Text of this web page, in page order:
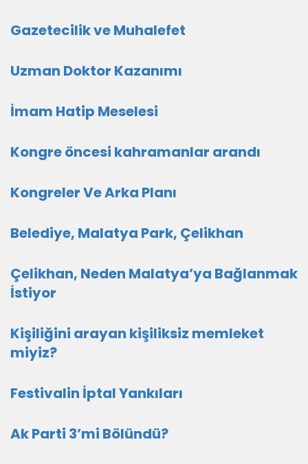
Gazetecilik ve Muhalefet
Uzman Doktor Kazanımı
İmam Hatip Meselesi
Kongre öncesi kahramanlar arandı
Kongreler Ve Arka Planı
Belediye, Malatya Park, Çelikhan
Çelikhan, Neden Malatya’ya Bağlanmak
İstiyor
Kişiliğini arayan kişiliksiz memleket
miyiz?
Festivalin İptal Yankıları
Ak Parti 3’mi Bölündü?